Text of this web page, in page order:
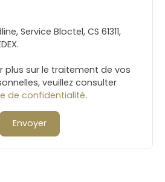
Service Bloctel, CS 61311,
plus sur le traitement de vos
veuillez consulter
de confidentialité.
Envoyer